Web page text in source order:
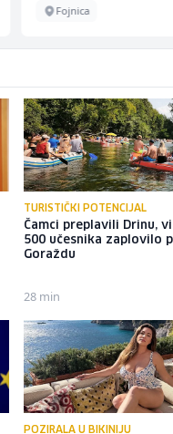
Fojnica
TURISTIČKI POTENCIJAL
Čamci preplavili Drinu,
500 učesnika zaplovilo
Goraždu
28 min
POZIRALA U BIKINIJU